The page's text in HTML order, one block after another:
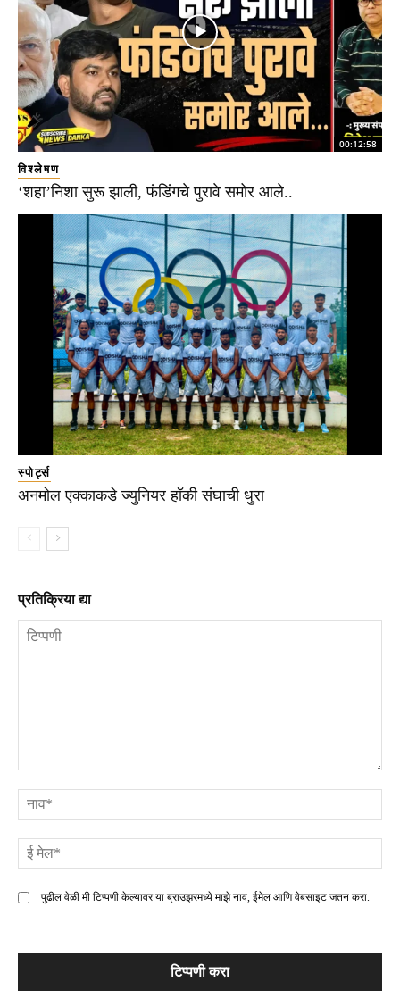
00:12:58
विश्लेषण
‘शहा’निशा सुरू झाली, फंडिंगचे पुरावे समोर आले..
स्पोर्ट्स
अनमोल एक्काकडे ज्युनियर हॉकी संघाची धुरा
प्रतिक्रिया द्या
पुढील वेळी मी टिप्पणी केल्यावर या ब्राउझरमध्ये माझे नाव, ईमेल आणि वेबसाइट जतन करा.